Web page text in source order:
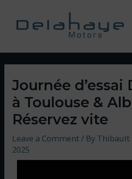
Journée d’essai
à Toulouse &
Réservez vite
Leave a Comment/ By Thibault
2025